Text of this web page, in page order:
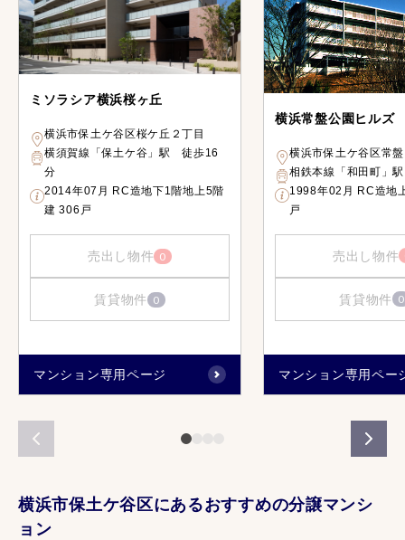
ミソラシア横浜桜ヶ丘
横浜市保土ケ谷区桜ケ丘２丁目
横須賀線「保土ケ谷」駅 徒歩16
分
2014年07月 RC造地下1階地上5階
建 306戸
売出し物件 0
賃貸物件 0
マンション専用ページ
横浜常盤公園ヒルズ
横浜市保土ケ谷区常
相鉄本線「和田町」
1998年02月 RC造地
戸
売出し物件
賃貸物件 0
マンション専用ペー
横浜市保土ケ谷区にあるおすすめの分譲マンシ
ョン